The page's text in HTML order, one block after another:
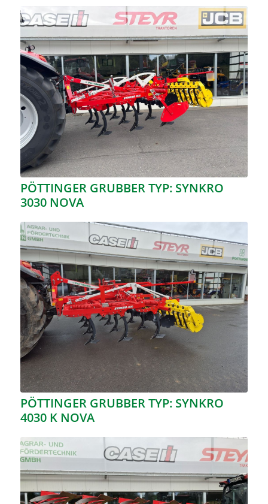
PÖTTINGER GRUBBER TYP: SYNKRO
3030 NOVA
PÖTTINGER GRUBBER TYP: SYNKRO
4030 K NOVA